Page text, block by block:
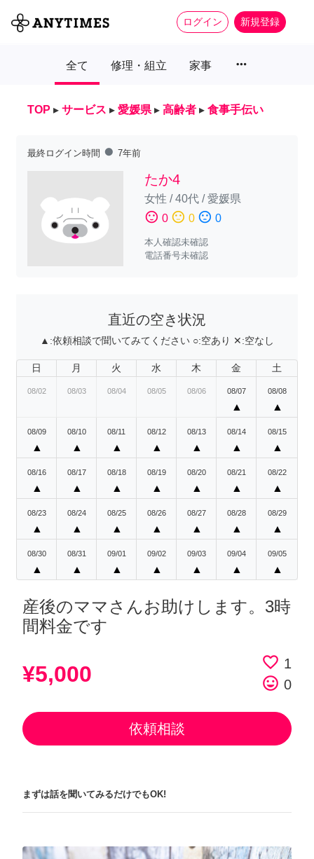
ログイン 新規登録
全て 修理・組立 家事 more_horiz
TOP ▸ サービス ▸ 愛媛県 ▸ 高齢者 ▸ 食事手伝い
最終ログイン時間 fiber_manual_record 7年前
たか4
女性 /40代/愛媛県
sentiment_satisfied 0 sentiment_neutral 0 sentiment_dissatisfied 0
本人確認未確認
電話番号未確認
直近の空き状況
▲:依頼相談で聞いてみてください ○:空あり ✕:空なし
日 月 火 水 木 金 土
08/02 08/03 08/04 08/05 08/06 08/07
▲
08/08
▲
08/09
▲
08/10
▲
08/11
▲
08/12
▲
08/13
▲
08/14
▲
08/15
▲
08/16
▲
08/17
▲
08/18
▲
08/19
▲
08/20
▲
08/21
▲
08/22
▲
08/23
▲
08/24
▲
08/25
▲
08/26
▲
08/27
▲
08/28
▲
08/29
▲
08/30
▲
08/31
▲
09/01
▲
09/02
▲
09/03
▲
09/04
▲
09/05
▲
産後のママさんお助けします。3時
間料金です
¥5,000 favorite_border 1
tag_faces 0
依頼相談
まずは話を聞いてみるだけでもOK!